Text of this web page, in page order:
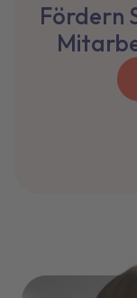
Fördern